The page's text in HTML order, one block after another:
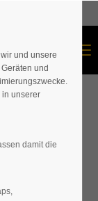
***
und unsere
und
in unserer
damit die